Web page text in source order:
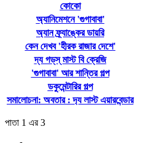
কোকো
অ্যানিমেশনে 'গুগাবাবা'
অ্যান ফ্র্যাঙ্কের ডায়রি
কেন দেখব 'হীরক রাজার দেশে'
দ্য গড্‌স্‌ মাস্ট বি ক্রেজি
'গুগাবাবা' আর শান্তির গল্প
ডকুমেন্টারির গল্প
সমালোচনা: অবতার : দ‍্য লাস্ট এয়ারবেন্ডার
পাতা 1 এর 3